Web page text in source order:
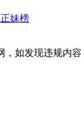
妹榜
，如发现违规内